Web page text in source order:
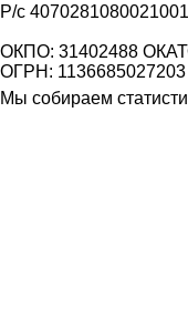
Р/с
ОКПО: 31402488
ОГРН:
Мы собираем